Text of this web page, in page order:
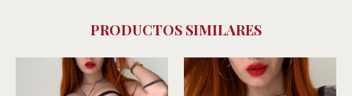
PRODUCTOS SIMILARES